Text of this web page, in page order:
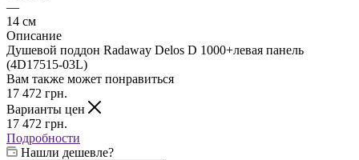
—
14 см
Описание
Душевой поддон Radaway Delos D 1000+левая панель
(4D17515-03L)
Вам также может понравиться
17 472 грн.
Варианты цен
17 472 грн.
Подробности
Нашли дешевле?